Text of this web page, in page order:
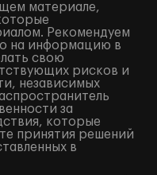
материале,
Рекомендуем
на информацию в
свою
рисков и
независимых
за
которые
принятия решений
в